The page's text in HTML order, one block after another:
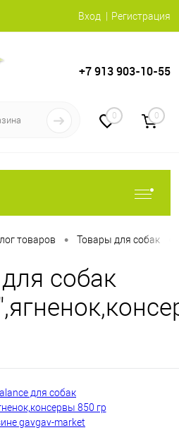
Вход Регистрация
+7 913 903-10-55
0 0
товаров • Товары для собак
собак